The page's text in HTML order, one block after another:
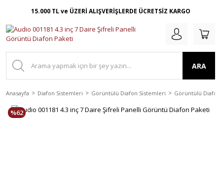
15.000 TL ve ÜZERİ ALIŞVERİŞLERDE ÜCRETSİZ KARGO
ARA
Anasayfa Diafon Sistemleri Görüntülü Diafon Sistemleri Görüntülü
%62